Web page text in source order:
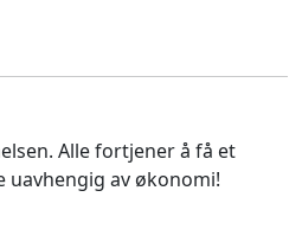
Alle fortjener å få et
av økonomi!